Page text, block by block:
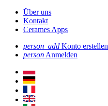
Über uns
Kontakt
Cerames Apps
person_add Konto erstellen
person Anmelden